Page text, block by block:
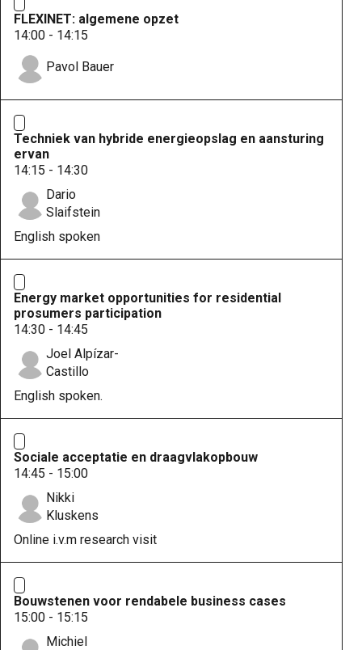
FLEXINET: algemene opzet
14:00 - 14:15
Pavol Bauer
Techniek van hybride energieopslag en aansturing
ervan
14:15 - 14:30
Dario
Slaifstein
English spoken
Energy market opportunities for residential
prosumers participation
14:30 - 14:45
Joel Alpízar-
Castillo
English spoken.
Sociale acceptatie en draagvlakopbouw
14:45 - 15:00
Nikki
Kluskens
Online i.v.m research visit
Bouwstenen voor rendabele business cases
15:00 - 15:15
Michiel